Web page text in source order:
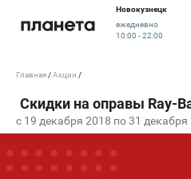
Новокузнецк
ежедневно
10:00 - 22:00
c 19 декабря 2018 по 31 декабря
Главная Акции